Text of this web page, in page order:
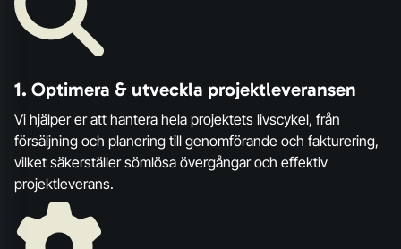
1. Optimera & utveckla projektleveransen
Vi hjälper er att hantera hela projektets livscykel, från
försäljning och planering till genomförande och fakturering,
vilket säkerställer sömlösa övergångar och effektiv
projektleverans.